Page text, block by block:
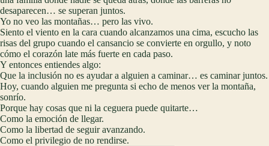
desaparecen… se superan juntos.
Yo no veo las montañas… pero las vivo.
Siento el viento en la cara cuando alcanzamos una cima, escucho las
risas del grupo cuando el cansancio se convierte en orgullo, y noto
cómo el corazón late más fuerte en cada paso.
Y entonces entiendes algo:
Que la inclusión no es ayudar a alguien a caminar… es caminar juntos.
Hoy, cuando alguien me pregunta si echo de menos ver la montaña,
sonrío.
Porque hay cosas que ni la ceguera puede quitarte…
Como la emoción de llegar.
Como la libertad de seguir avanzando.
Como el privilegio de no rendirse.